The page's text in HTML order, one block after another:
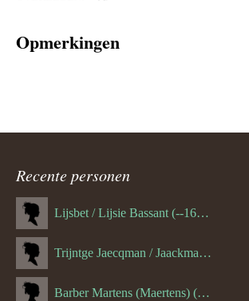
Opmerkingen
Recente personen
Lijsbet / Lijsie Bassant (--1687)
Trijntge Jaecqman / Jaackman (--1651)
Barber Martens (Maertens) (--1658)